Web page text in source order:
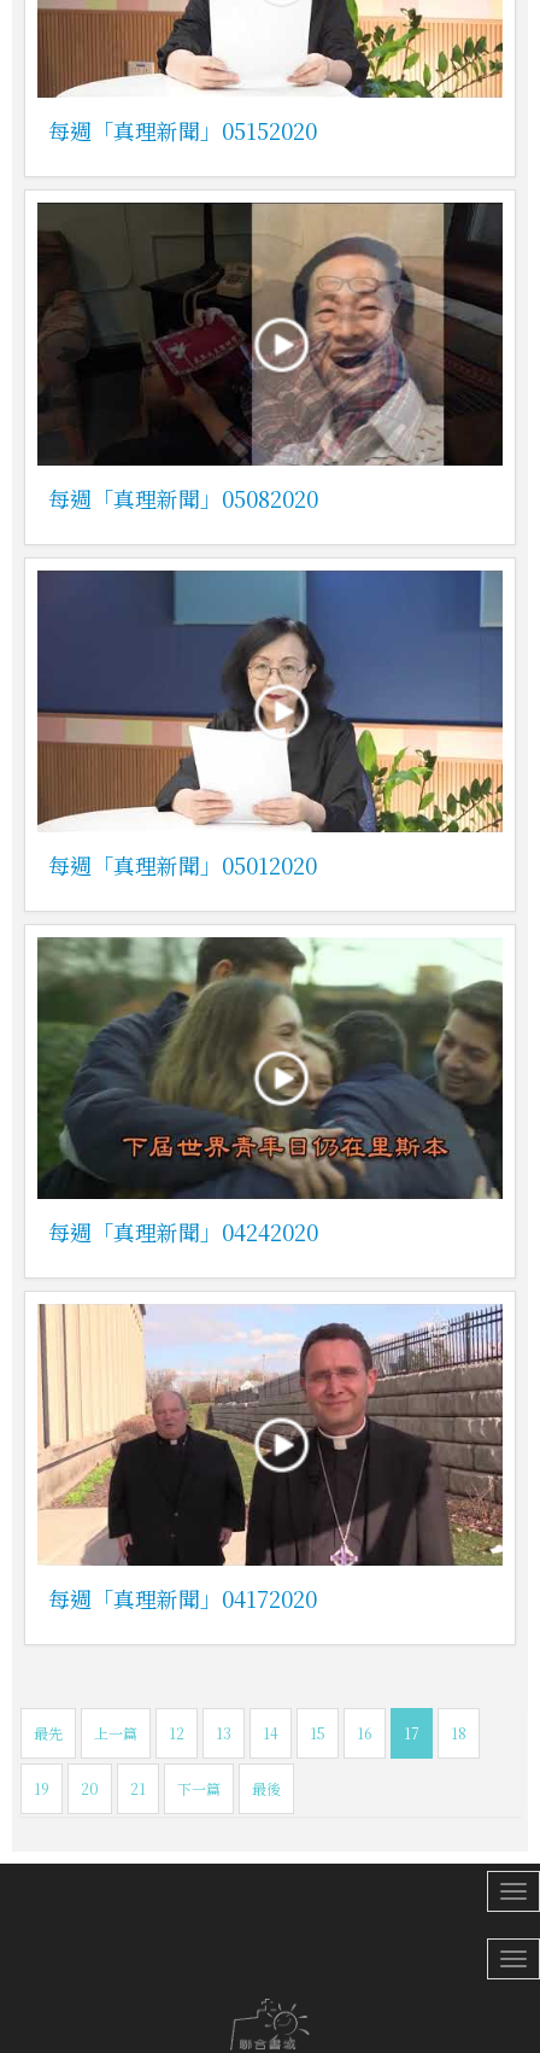
每週「真理新聞」05152020
每週「真理新聞」05082020
每週「真理新聞」05012020
每週「真理新聞」04242020
每週「真理新聞」04172020
最先 上一篇 12 13 14 15 16 17 18
19 20 21 下一篇 最後